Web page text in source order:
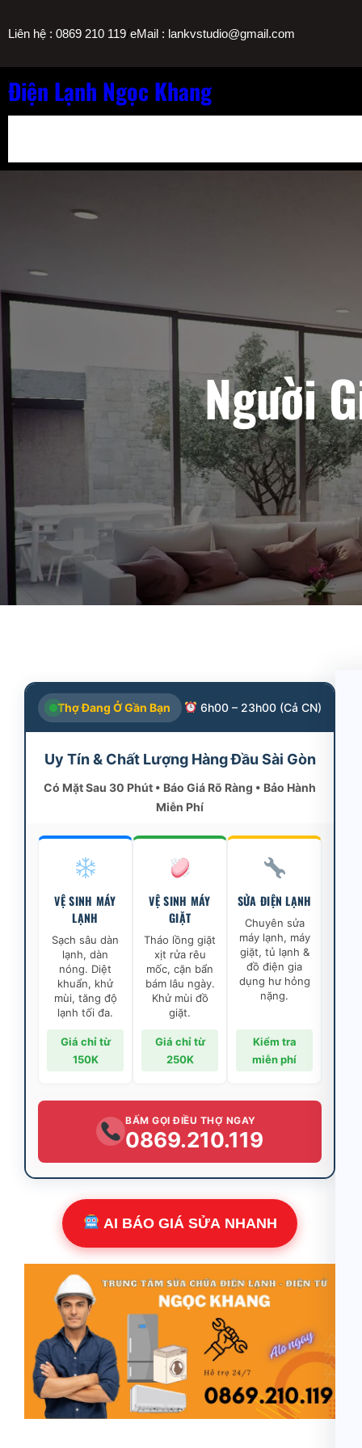
đến
nội
dung
Liên hệ : 0869 210 119/eMail : lankvstudio@gmail.com
Điện Lạnh Ngọc Khang
Người
Thợ Đang Ở Gần Bạn 6h00 – 23h00 (Cả CN)
Uy Tín & Chất Lượng Hàng Đầu Sài Gòn
Có Mặt Sau 30 Phút • Báo Giá Rõ Ràng • Bảo Hành
Miễn Phí
VỆ SINH MÁY
LẠNH
Sạch sâu dàn
lạnh, dàn
nóng. Diệt
khuẩn, khử
mùi, tăng độ
lạnh tối đa.
Giá chỉ từ
150K
VỆ SINH MÁY
GIẶT
Tháo lồng giặt
xịt rửa rêu
mốc, cặn bẩn
bám lâu ngày.
Khử mùi đồ
giặt.
Giá chỉ từ
250K
SỬA ĐIỆN LẠNH
Chuyên sửa
máy lạnh, máy
giặt, tủ lạnh &
đồ điện gia
dụng hư hỏng
nặng.
Kiểm tra
miễn phí
BẤM GỌI ĐIỀU THỢ NGAY
0869.210.119
AI BÁO GIÁ SỬA NHANH